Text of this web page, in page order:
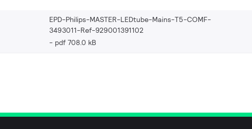
EPD-Philips-MASTER-LEDtube-Mains-T5-COMF-
3493011-Ref-929001391102
pdf 708.0 kB